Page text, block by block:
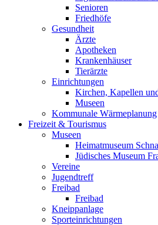
Senioren
Friedhöfe
Gesundheit
Ärzte
Apotheken
Krankenhäuser
Tierärzte
Einrichtungen
Kirchen, Kapellen
Museen
Kommunale Wärmeplanung
Freizeit & Tourismus
Museen
Heimatmuseum
Jüdisches Museum
Vereine
Jugendtreff
Freibad
Freibad
Kneippanlage
Sporteinrichtungen